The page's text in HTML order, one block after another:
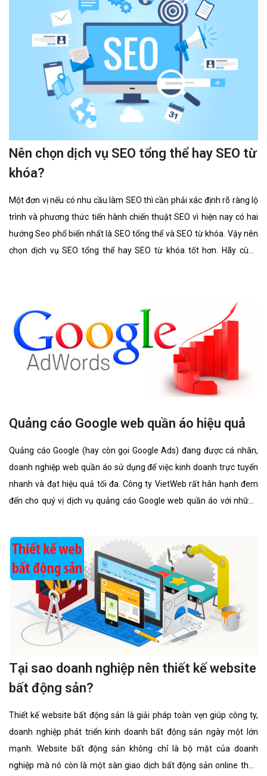
Nên chọn dịch vụ SEO tổng thể hay SEO từ
khóa?
Một đơn vị nếu có nhu cầu làm SEO thì cần phải xác định rõ ràng lộ
trình và phương thức tiến hành chiến thuật SEO vì hiện nay có hai
hướng Seo phổ biến nhất là SEO tổng thể và SEO từ khóa. Vậy nên
chọn dịch vụ SEO tổng thể hay SEO từ khóa tốt hơn. Hãy cùng
Quảng cáo Google web quần áo hiệu quả
Quảng cáo Google (hay còn gọi Google Ads) đang được cá nhân,
doanh nghiệp web quần áo sử dụng để việc kinh doanh trực tuyến
nhanh và đạt hiệu quả tối đa. Công ty VietWeb rất hân hạnh đem
đến cho quý vị dịch vụ quảng cáo Google web quần áo với những
Tại sao doanh nghiệp nên thiết kế website
bất động sản?
Thiết kế website bất động sản là giải pháp toàn vẹn giúp công ty,
doanh nghiệp phát triển kinh doanh bất động sản ngày một lớn
mạnh. Website bất động sản không chỉ là bộ mặt của doanh
nghiệp mà nó còn là một sàn giao dịch bất động sản online thân